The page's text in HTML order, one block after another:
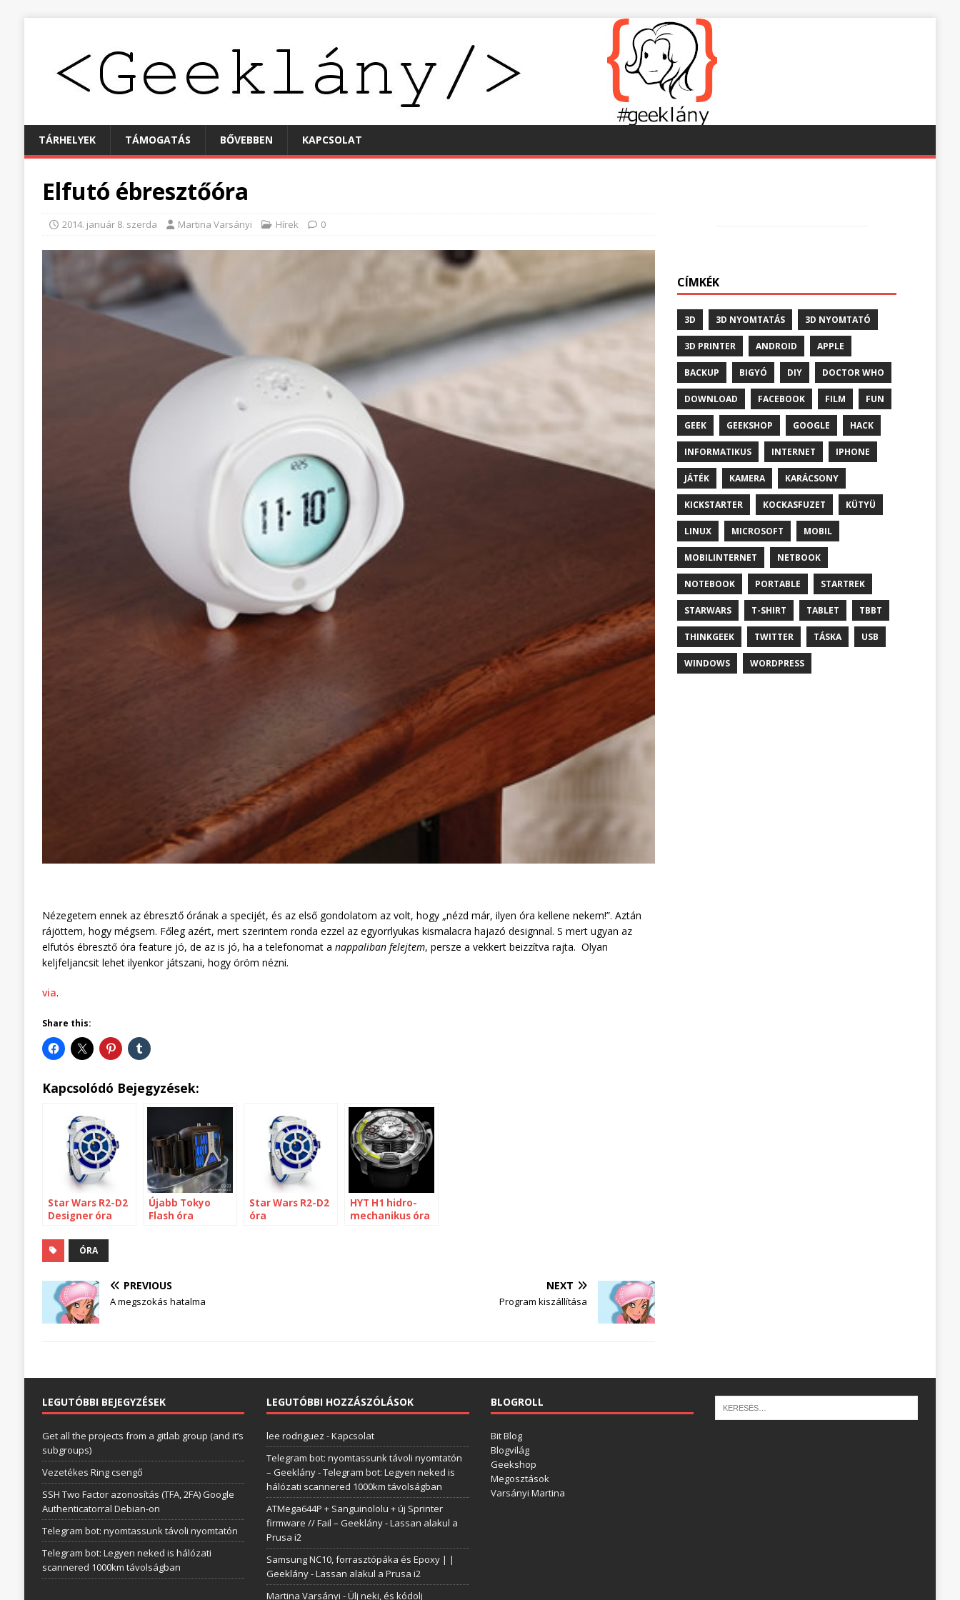
TÁRHELYEK TÁMOGATÁS BŐVEBBEN KAPCSOLAT
Elfutó ébresztőóra
2014. január 8. szerda Martina Varsányi Hírek 0
Nézegetem ennek az ébresztő órának a specijét, és az első gondolatom az volt, hogy „nézd már, ilyen óra kellene nekem!”. Aztán
rájöttem, hogy mégsem. Főleg azért, mert szerintem ronda ezzel az egyorrlyukas kismalacra hajazó designnal. S mert ugyan az
elfutós ébresztő óra feature jó, de az is jó, ha a telefonomat a nappaliban felejtem, persze a vekkert beizzítva rajta. Olyan
keljfeljancsit lehet ilyenkor játszani, hogy öröm nézni.
via.
Share this:
Kapcsolódó Bejegyzések:
Star Wars R2-D2
Designer óra
Újabb Tokyo
Flash óra
Star Wars R2-D2
óra
HYT H1 hidro-
mechanikus óra
ÓRA
PREVIOUS
A megszokás hatalma
NEXT
Program kiszállítása
CÍMKÉK
3D 3D NYOMTATÁS 3D NYOMTATÓ
3D PRINTER ANDROID APPLE
BACKUP BIGYÓ DIY DOCTOR WHO
DOWNLOAD FACEBOOK FILM FUN
GEEK GEEKSHOP GOOGLE HACK
INFORMATIKUS INTERNET IPHONE
JÁTÉK KAMERA KARÁCSONY
KICKSTARTER KOCKASFUZET KÜTYÜ
LINUX MICROSOFT MOBIL
MOBILINTERNET NETBOOK
NOTEBOOK PORTABLE STARTREK
STARWARS T-SHIRT TABLET TBBT
THINKGEEK TWITTER TÁSKA USB
WINDOWS WORDPRESS
LEGUTÓBBI BEJEGYZÉSEK
Get all the projects from a gitlab group (and it’s
subgroups)
Vezetékes Ring csengő
SSH Two Factor azonosítás (TFA, 2FA) Google
Authenticatorral Debian-on
Telegram bot: nyomtassunk távoli nyomtatón
Telegram bot: Legyen neked is hálózati
scannered 1000km távolságban
LEGUTÓBBI HOZZÁSZÓLÁSOK
lee rodriguez -Kapcsolat
Telegram bot: nyomtassunk távoli nyomtatón
– Geeklány-Telegram bot: Legyen neked is
hálózati scannered 1000km távolságban
ATMega644P + Sanguinololu + új Sprinter
firmware // Fail – Geeklány-Lassan alakul a
Prusa i2
Samsung NC10, forrasztópáka és Epoxy | |
Geeklány-Lassan alakul a Prusa i2
Martina Varsányi -Ülj neki, és kódolj
BLOGROLL
Bit Blog
Blogvilág
Geekshop
Megosztások
Varsányi Martina